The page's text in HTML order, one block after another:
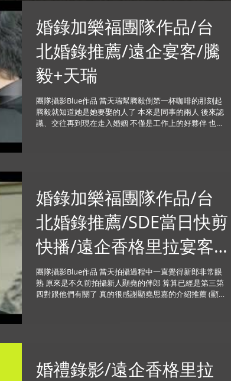
婚錄加樂福團隊作品/台
北婚錄推薦/遠企宴客/騰
毅+天瑞
團隊攝影Blue作品 當天瑞幫腾毅倒第一杯咖啡的那刻起
腾毅就知道她是她要娶的人了 本來是同事的兩人 後來認
識、交往再到現在走入婚姻 不僅是工作上的好夥伴 也是
婚錄加樂福團隊作品/台
北婚錄推薦/SDE當日快剪
快播/遠企香格里拉宴客/
迎娶儀式/宇軒+苡庭
團隊攝影Blue作品 當天拍攝過程中一直覺得新郎非常眼
熟 原來是不久前拍攝新人顯堯的伴郎 算算已經是第三第
四對跟他們有關了 真的很感謝顯堯思嘉的介紹推薦 (顯堯
婚禮錄影/遠企香格里拉